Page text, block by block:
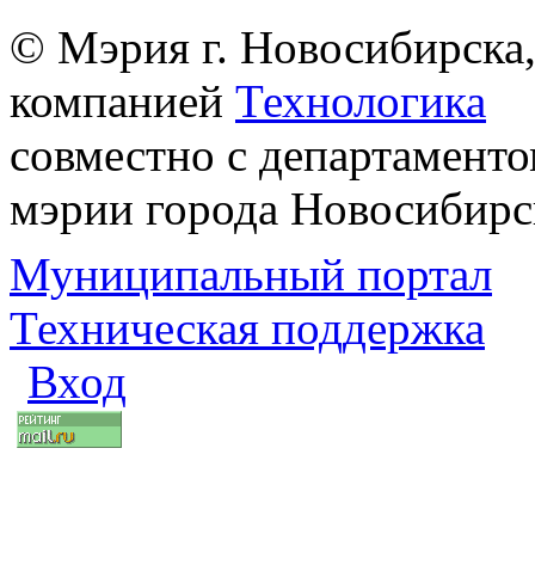
© Мэрия г.
компанией Технологика
совместно с
мэрии города
Муниципальный портал
Техническая поддержка
Вход